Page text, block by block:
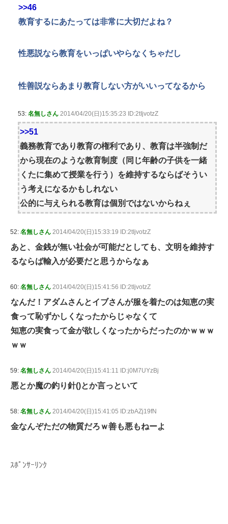
>>46
教育するにあたっては非常に大切だよね？
性悪説なら教育をいっぱいやらなくちゃだし
性善説ならあまり教育しない方がいいってなるから
53: 名無しさん 2014/04/20(日)15:35:23 ID:2tIjvotzZ
>>51
義務教育であり教育の権利であり、教育は半強制だ
から現在のような教育制度（同じ年齢の子供を一緒
くたに集めて授業を行う）を維持するならばそうい
う考えになるかもしれない
公的に与えられる教育は個別ではないからねぇ
52: 名無しさん 2014/04/20(日)15:33:19 ID:2tIjvotzZ
あと、金銭が無い社会が可能だとしても、文明を維持す
るならば輸入が必要だと思うからなぁ
60: 名無しさん 2014/04/20(日)15:41:56 ID:2tIjvotzZ
なんだ！アダムさんとイブさんが服を着たのは知恵の実
食って恥ずかしくなったからじゃなくて
知恵の実食って金が欲しくなったからだったのかｗｗｗ
ｗｗ
59: 名無しさん 2014/04/20(日)15:41:11 ID:j0M7UYzBj
悪とか魔の釣り針()とか言っといて
58: 名無しさん 2014/04/20(日)15:41:05 ID:zbAZj19fN
金なんぞただの物質だろｗ善も悪もねーよ
ｽﾎﾟﾝｻｰﾘﾝｸ